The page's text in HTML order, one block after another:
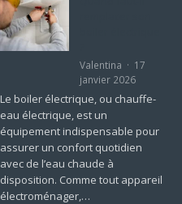
Valentina
17
janvier 2026
Le boiler électrique, ou chauffe-
eau électrique, est un
équipement indispensable pour
assurer un confort quotidien
avec de l’eau chaude à
disposition. Comme tout appareil
électroménager,…